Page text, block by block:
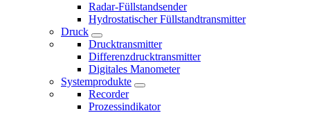
Radar-Füllstandsender
Hydrostatischer Füllstandtransmitter
Druck
Drucktransmitter
Differenzdrucktransmitter
Digitales Manometer
Systemprodukte
Recorder
Prozessindikator